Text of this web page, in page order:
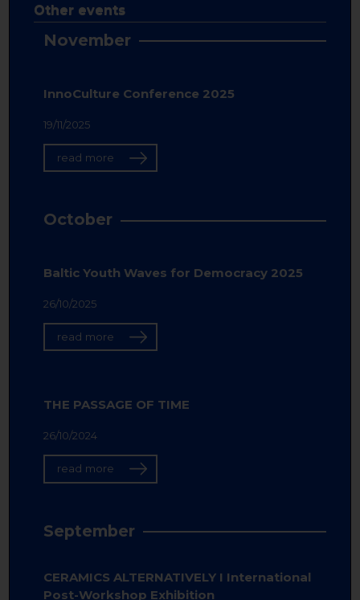
Other events
November
InnoCulture Conference 2025
19/11/2025
read more
October
Baltic Youth Waves for Democracy 2025
26/10/2025
read more
THE PASSAGE OF TIME
26/10/2024
read more
September
CERAMICS ALTERNATIVELY I International
Post-Workshop Exhibition